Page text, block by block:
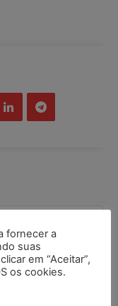
fornecer a
suas
em “Aceitar”,
os cookies.